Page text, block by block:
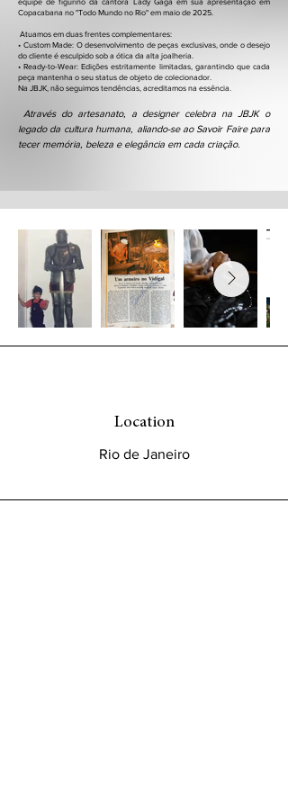
Copacabana no "Todo Mundo no Rio" em maio de 2025.
Atuamos em duas frentes complementares:
• Custom Made: O desenvolvimento de peças exclusivas, onde o desejo
do cliente é esculpido sob a ótica da alta joalheria.
• Ready-to-Wear: Edições estritamente limitadas, garantindo que cada
peça mantenha o seu status de objeto de colecionador.
Na JBJK, não seguimos tendências, acreditamos na essência.
Através do artesanato, a designer celebra na JBJK o
legado da cultura humana, aliando-se ao Savoir Faire para
tecer memória, beleza e elegância em cada criação.
Location
Rio de Janeiro